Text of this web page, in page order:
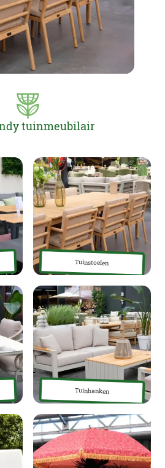
tuinmeubilair
Tuinstoelen
Tuinbanken